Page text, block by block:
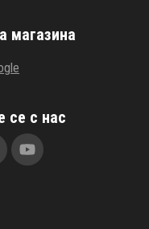
магазина
се с нас